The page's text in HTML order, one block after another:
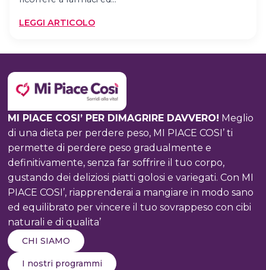
LEGGI ARTICOLO:
FARE
MI PIACE COSI’ PER DIMAGRIRE DAVVERO! Meglio
di una dieta per perdere peso, MI PIACE COSI’ ti
permette di perdere peso gradualmente e
definitivamente, senza far soffrire il tuo corpo,
gustando dei deliziosi piatti golosi e variegati. Con MI
PIACE COSI’, riapprenderai a mangiare in modo sano
ed equilibrato per vincere il tuo sovrappeso con cibi
naturali e di qualita’
CHI SIAMO
I nostri programmi